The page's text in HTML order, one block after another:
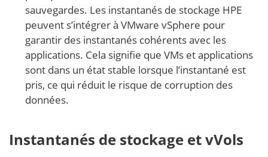
sauvegardes. Les instantanés de stockage HPE
peuvent s’intégrer à VMware vSphere pour
garantir des instantanés cohérents avec les
applications. Cela signifie que VMs et applications
sont dans un état stable lorsque l’instantané est
pris, ce qui réduit le risque de corruption des
données.
Instantanés de stockage et vVols